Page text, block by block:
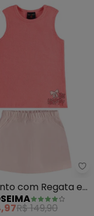
Infantil Menina
com Regata e
(Rosa)
R$ 149,90